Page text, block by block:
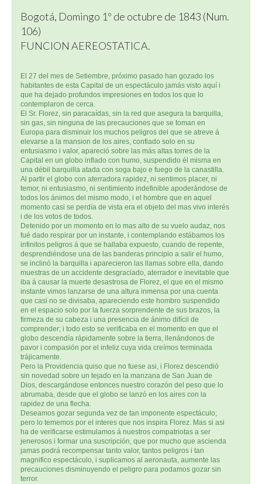
Bogotá, Domingo 1º de octubre de 1843 (Num.
106)
FUNCION AEREOSTATICA.
El 27 del mes de Setiembre, próximo pasado han gozado los
habitantes de esta Capital de un espectáculo jamás visto aquí i
que ha dejado profundos impresiones en todos los que lo
contemplaron de cerca.
El Sr. Florez, sin paracaídas, sin la red que asegura la barquilla,
sin gas, sin ninguna de las precauciones que se toman en
Europa para disminuir los muchos peligros del que se atreve á
elevarse a la mansion de los aires, confiado solo en su
entusiasmo i valor, apareció sobre las más altas torres de la
Capital en un globo inflado con humo, suspendido él misma en
una débil barquilla atada con soga bajo e fuego de la canastilla.
Al partir el globo con aterradora rapidez, ni sentimos placer, ni
temor, ni entusiasmo, ni sentimiento indefinible apoderándose de
todos los ánimos del mismo modo, i el hombre que en aquel
momento casi se perdía de vista era el objeto del mas vivo interés
i de los votos de todos.
Detenido por un momento en lo mas alto de su vuelo audaz, nos
fué dado respirar por un instante, i contemplando estábamos los
infinitos peligros á que se hallaba expuesto, cuando de repente,
desprendiéndose una de las banderas principio a salir el humo,
se inclinó la barquilla i aparecieron las llamas sobre ella, dando
muestras de un accidente desgraciado, aterrador e inevitable que
iba á causar la muerte desastrosa de Florez, el que en el mismo
instante vimos lanzarse de una altura inmensa por una cuenta
que casi no se divisaba, apareciendo este hombro suspendido
en el espacio solo por la fuerza sorprendente de sus brazos, la
firmeza de su cabeza i una presencia de ánimo difícil de
comprender; i todo esto se verificaba en el momento en que el
globo descendía rápidamente sobre la tierra, llenándonos de
pavor i compasión por el infeliz cuya vida creímos terminada
trájicamente.
Pero la Providencia quiso que no fuese asi, i Florez descendió
sin novedad sobre un tejado en la manzana de San Juan de
Dios, descargándose entonces nuestro corazón del peso que lo
abrumaba, desde que el globo se lanzó en los aires con la
rapidez de una flecha.
Deseamos gozar segunda vez de tan imponente espectáculo;
pero lo tememos por el interes que nos inspira Florez. Mas si asi
ha de verificarse estimulamos á nuestros compatriotas a ser
jenerosos i formar una suscripción, que por mucho que ascienda
jamas podrá recompensar tanto valor, tantos peligros i tan
magnifico espectáculo, i suplicamos al aeronauta, aumente las
precauciones disminuyendo el peligro para podamos gozar sin
terror.